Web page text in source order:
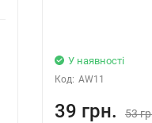
У наявності
Код: AW11
39 грн. 53